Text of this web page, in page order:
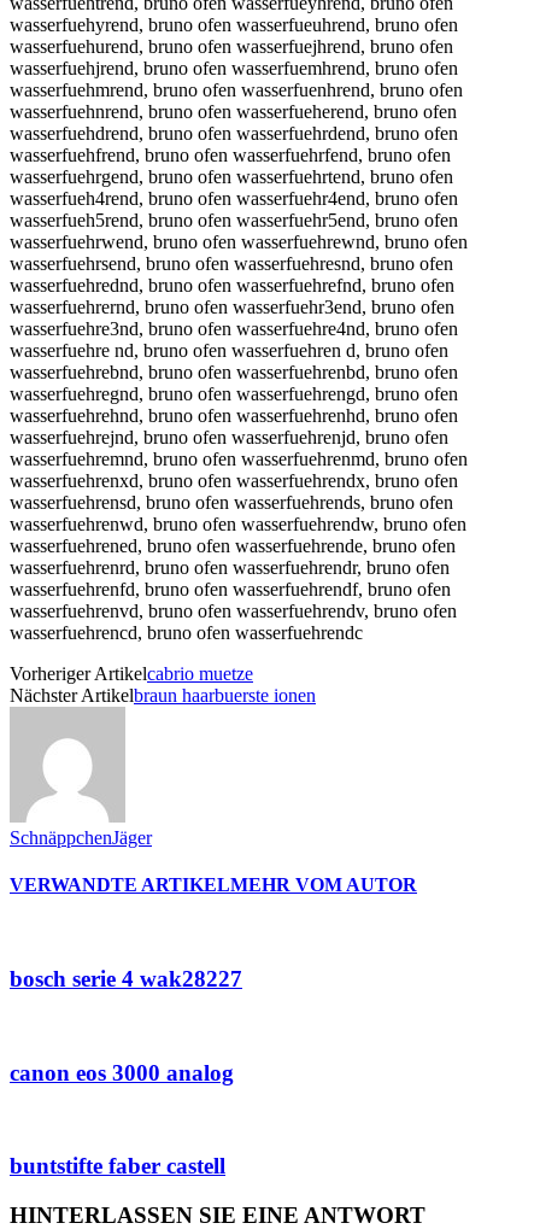
Vorheriger Artikelcabrio muetze
Nächster Artikelbraun haarbuerste ionen
SchnäppchenJäger
VERWANDTE ARTIKELMEHR VOM AUTOR
bosch serie 4 wak28227
canon eos 3000 analog
buntstifte faber castell
HINTERLASSEN SIE EINE ANTWORT